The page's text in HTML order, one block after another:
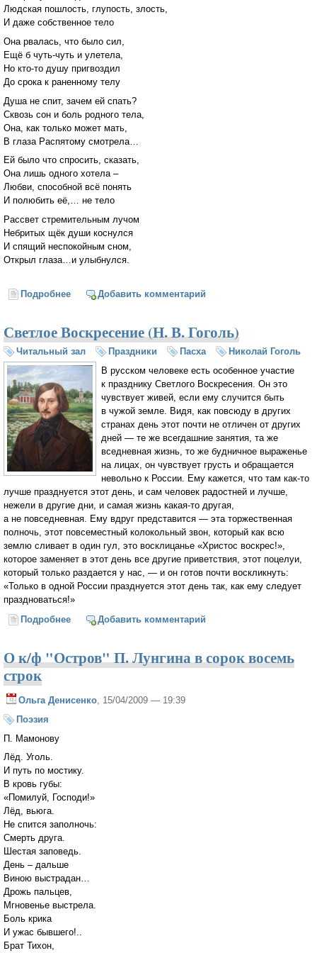
Людская пошлость, глупость, злость,
И даже собственное тело
Она рвалась, что было сил,
Ещё б чуть-чуть и улетела,
Но кто-то душу пригвоздил
До срока к раненному телу
Душа не спит, зачем ей спать?
Сквозь сон и боль родного тела,
Она, как только может мать,
В глаза Распятому смотрела…
Ей было что спросить, сказать,
Она лишь одного хотела –
Любви, способной всё понять
И полюбить её,… не тело
Рассвет стремительным лучом
Небритых щёк души коснулся
И спящий неспокойным сном,
Открыл глаза…и улыбнулся.
Подробнее о Душа не спит
Добавить комментарий
Светлое Воскресение (Н. В. Гоголь)
Читальный зал Праздники Пасха
Николай Гоголь
В русском человеке есть особенное участие
к празднику Светлого Воскресения. Он это
чувствует живей, если ему случится быть
в чужой земле. Видя, как повсюду в других
странах день этот почти не отличен от других
дней — те же всегдашние занятия, та же
вседневная жизнь, то же будничное выраженье
на лицах, он чувствует грусть и обращается
невольно к России. Ему кажется, что там как-то
лучше празднуется этот день, и сам человек радостней и лучше,
нежели в другие дни, и самая жизнь какая-то другая,
а не повседневная. Ему вдруг представится — эта торжественная
полночь, этот повсеместный колокольный звон, который как всю
землю сливает в один гул, это восклицанье «Христос воскрес!»,
которое заменяет в этот день все другие приветствия, этот поцелуи,
который только раздается у нас, — и он готов почти воскликнуть:
«Только в одной России празднуется этот день так, как ему следует
праздноваться!»
Подробнее о Светлое Воскресение (Н. В. Гоголь)
Добавить комментарий
О к/ф "Остров" П. Лунгина в сорок восемь
строк
Ольга Денисенко , 15/04/2009 — 19:39
Поэзия
П. Мамонову
Лёд. Уголь.
И путь по мостику.
В кровь губы:
«Помилуй, Господи!»
Лёд, вьюга.
Не спится заполночь:
Смерть друга.
Шестая заповедь.
День – дальше
Виною выстрадан…
Дрожь пальцев,
Мгновенье выстрела.
Боль крика
И ужас бывшего!..
Брат Тихон,